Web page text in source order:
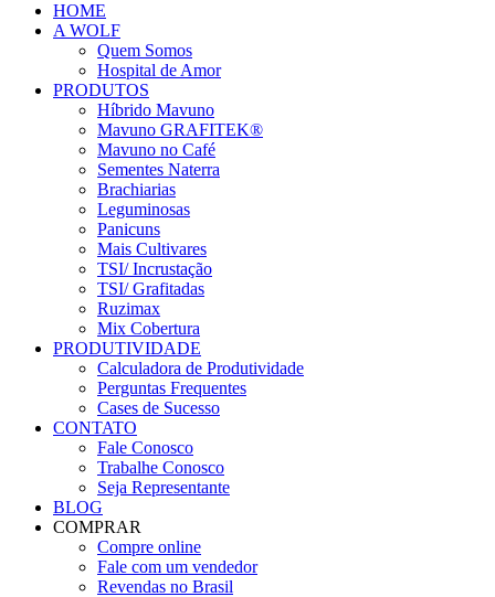
HOME
A WOLF
Quem Somos
Hospital de Amor
PRODUTOS
Híbrido Mavuno
Mavuno GRAFITEK®
Mavuno no Café
Sementes Naterra
Brachiarias
Leguminosas
Panicuns
Mais Cultivares
TSI/ Incrustação
TSI/ Grafitadas
Ruzimax
Mix Cobertura
PRODUTIVIDADE
Calculadora de Produtividade
Perguntas Frequentes
Cases de Sucesso
CONTATO
Fale Conosco
Trabalhe Conosco
Seja Representante
BLOG
COMPRAR
Compre online
Fale com um vendedor
Revendas no Brasil